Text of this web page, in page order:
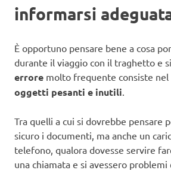
informarsi
È opportuno pensare bene a cosa
durante il viaggio con il traghetto e
errore molto frequente consiste
oggetti pesanti e inutili.
Tra quelli a cui si dovrebbe pensare
sicuro i documenti, ma anche un
telefono, qualora dovesse servire
una chiamata e si avessero